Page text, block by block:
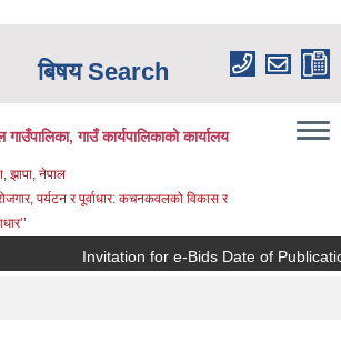
बिषय Search
गाउँ कार्यपालिकाको कार्यालय
झापा, नेपाल
पर्यटन र पूर्वाधार: कचनकवलको विकास र
Invitation for e-Bids Date of